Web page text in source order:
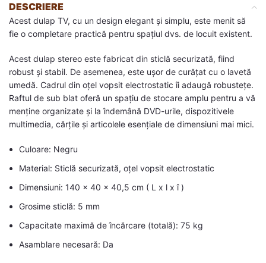
DESCRIERE
Acest dulap TV, cu un design elegant și simplu, este menit să
fie o completare practică pentru spațiul dvs. de locuit existent.
Acest dulap stereo este fabricat din sticlă securizată, fiind
robust și stabil. De asemenea, este ușor de curățat cu o lavetă
umedă. Cadrul din oțel vopsit electrostatic îi adaugă robustețe.
Raftul de sub blat oferă un spațiu de stocare amplu pentru a vă
menține organizate și la îndemână DVD-urile, dispozitivele
multimedia, cărțile și articolele esențiale de dimensiuni mai mici.
Culoare: Negru
Material: Sticlă securizată, oțel vopsit electrostatic
Dimensiuni: 140 x 40 x 40,5 cm ( L x l x î )
Grosime sticlă: 5 mm
Capacitate maximă de încărcare (totală): 75 kg
Asamblare necesară: Da